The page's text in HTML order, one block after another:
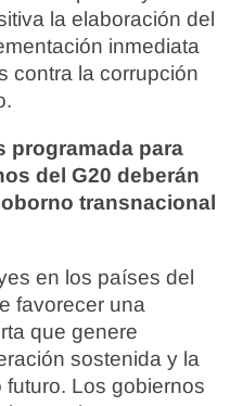
la elaboración del
inmediata
contra la corrupción
programada para
del G20 deberán
transnacional
en los países del
favorecer una
que genere
sostenida y la
Los gobiernos